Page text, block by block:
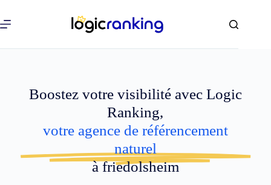
Boostez votre visibilité avec Logic
Ranking,
votre agence de référencement
naturel
à friedolsheim